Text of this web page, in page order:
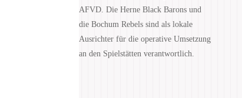
AFVD. Die Herne Black Barons und
die Bochum Rebels sind als lokale
Ausrichter für die operative Umsetzung
an den Spielstätten verantwortlich.